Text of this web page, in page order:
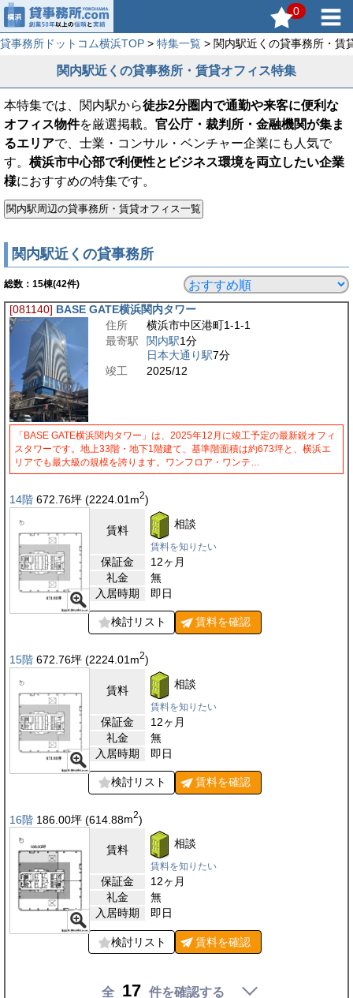
0
貸事務所ドットコム横浜TOP > 特集一覧 > 関内駅近くの貸事務所・賃
関内駅近くの貸事務所・賃貸オフィス特集
本特集では、関内駅から徒歩2分圏内で通勤や来客に便利な
オフィス物件を厳選掲載。 官公庁・裁判所・金融機関が集ま
るエリアで、士業・コンサル・ベンチャー企業にも人気で
す。 横浜市中心部で利便性とビジネス環境を両立したい企業
様におすすめの特集です。
関内駅近くの貸事務所
総数： 15棟(42件)
[081140] BASE GATE横浜関内タワー
住所
横浜市中区港町1-1-1
最寄駅
関内駅1分
日本大通り駅7分
竣工
2025/12
「BASE GATE横浜関内タワー」は、2025年12月に竣工予定の最新鋭オフィ
スタワーです。地上33階・地下1階建て、基準階面積は約673坪と、横浜エ
リアでも最大級の規模を誇ります。ワンフロア・ワンテ…
14階 672.76坪 (2224.01 m2)
賃料 相談
賃料を知りたい
保証金
12ヶ月
礼金
無
入居時期
即日
検討リスト 賃料を確認
15階 672.76坪 (2224.01 m2)
賃料 相談
賃料を知りたい
保証金
12ヶ月
礼金
無
入居時期
即日
検討リスト 賃料を確認
16階 186.00坪 (614.88m2)
賃料 相談
賃料を知りたい
保証金
12ヶ月
礼金
無
入居時期
即日
検討リスト 賃料を確認
全 17 件を確認する